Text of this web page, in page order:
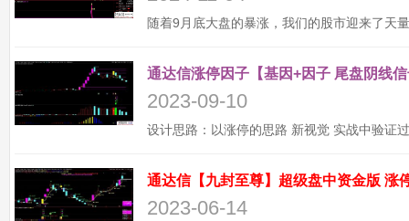
通达信涨停因子【基因+因子 尾盘阴线
2023-09-10
2023-06-14